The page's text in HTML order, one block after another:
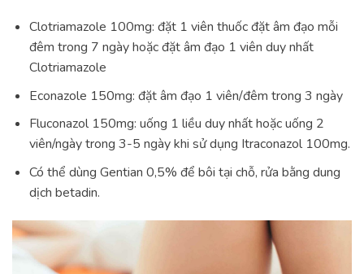
Clotriamazole 100mg: đặt 1 viên thuốc đặt âm đạo mỗi
đêm trong 7 ngày hoặc đặt âm đạo 1 viên duy nhất
Clotriamazole
Econazole 150mg: đặt âm đạo 1 viên/đêm trong 3 ngày
Fluconazol 150mg: uống 1 liều duy nhất hoặc uống 2
viên/ngày trong 3-5 ngày khi sử dụng Itraconazol 100mg.
Có thể dùng Gentian 0,5% để bôi tại chỗ, rửa bằng dung
dịch betadin.